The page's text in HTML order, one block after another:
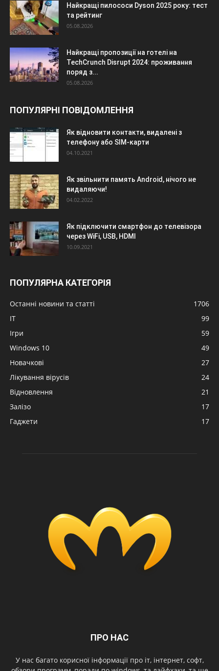
Найкращі пилососи Dyson 2025 року: тест
та рейтинг
05.08.2026
Найкращі пропозиції на готелі на
TechCrunch Disrupt 2024: проживання
поряд з...
05.08.2026
ПОПУЛЯРНІ ПОВІДОМЛЕННЯ
Як відновити контакти, видалені з
телефону або SIM-карти
04.10.2021
Як звільнити память Android, нічого не
видаляючи!
04.02.2022
Як підключити смартфон до телевізора
через WiFi, USB, HDMI
10.09.2021
ПОПУЛЯРНА КАТЕГОРІЯ
Останні новини та статті
1706
IT
99
Ігри
59
Windows 10
49
Новачкові
27
Лікування вірусів
24
Відновлення
21
Залізо
17
Гаджети
17
ПРО НАС
У нас багато корисної інформації про іт, інтернет, софт,